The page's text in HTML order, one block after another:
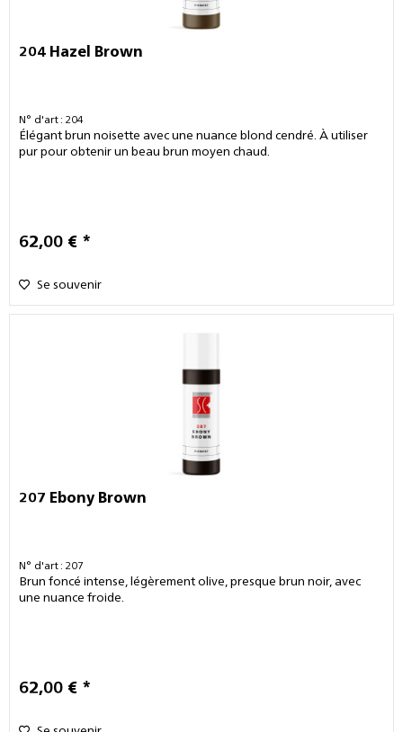
204 Hazel Brown
N° d'art : 204
Élégant brun noisette avec une nuance blond cendré. À utiliser
pur pour obtenir un beau brun moyen chaud.
62,00 € *
Se souvenir
207 Ebony Brown
N° d'art : 207
Brun foncé intense, légèrement olive, presque brun noir, avec
une nuance froide.
62,00 € *